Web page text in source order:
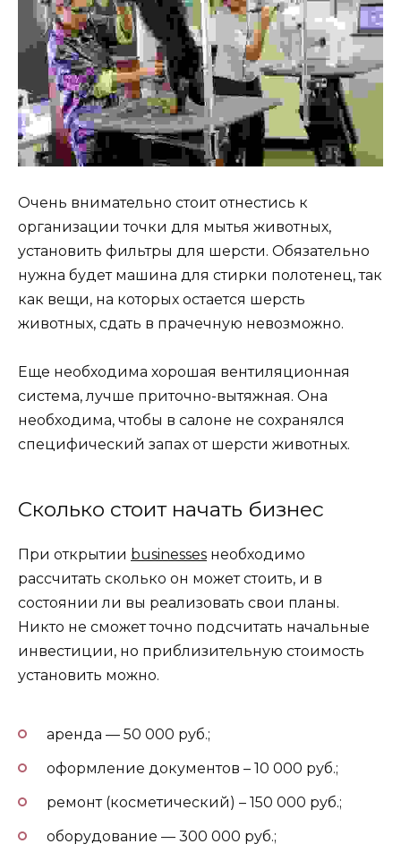
Очень внимательно стоит отнестись к
организации точки для мытья животных,
установить фильтры для шерсти. Обязательно
нужна будет машина для стирки полотенец, так
как вещи, на которых остается шерсть
животных, сдать в прачечную невозможно.
Еще необходима хорошая вентиляционная
система, лучше приточно-вытяжная. Она
необходима, чтобы в салоне не сохранялся
специфический запах от шерсти животных.
Сколько стоит начать бизнес
При открытии businesses необходимо
рассчитать сколько он может стоить, и в
состоянии ли вы реализовать свои планы.
Никто не сможет точно подсчитать начальные
инвестиции, но приблизительную стоимость
установить можно.
аренда — 50 000 руб.;
оформление документов – 10 000 руб.;
ремонт (косметический) – 150 000 руб.;
оборудование — 300 000 руб.;